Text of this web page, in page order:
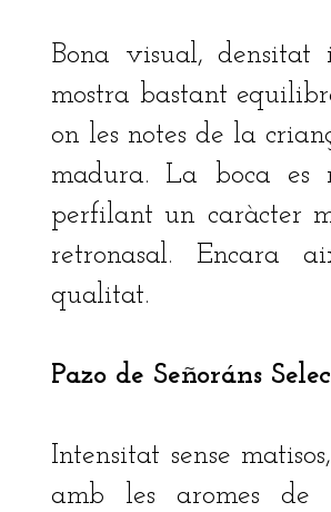
Bona visual,
mostra bastant
on les notes de la
madura. La boca es
perfilant un caràcter
retronasal. Encara
qualitat.
Pazo de Señoráns
Intensitat sense
amb les aromes de